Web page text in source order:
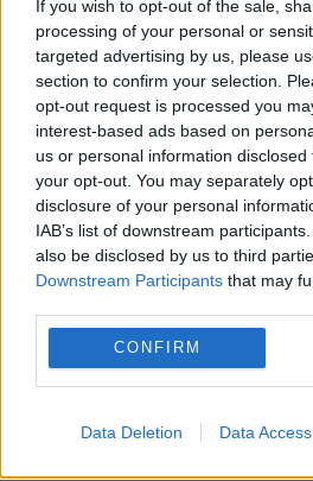
If you wish to opt-out of the sale,
processing of your personal or
targeted advertising by us, please
section to confirm your selection.
opt-out request is processed you
interest-based ads based on
us or personal information
your opt-out. You may separately
disclosure of your personal
IAB’s list of downstream
also be disclosed by us to third
Downstream Participants that may
CONFIRM
Data Deletion Data Access
ΑΠΕ-ΜΠΕ/photo: pixabay